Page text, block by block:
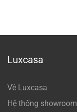
Luxcasa
Về Luxcasa
Hệ thống showroom